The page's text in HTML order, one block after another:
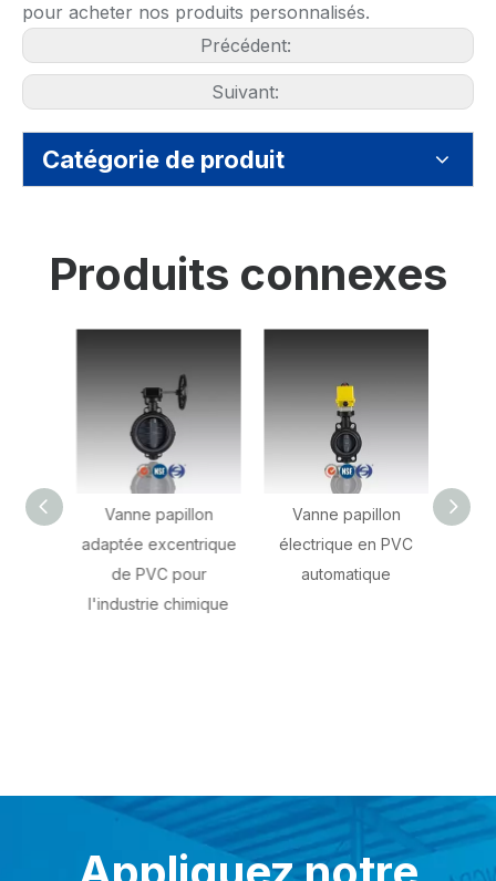
pour acheter nos produits personnalisés.
Précédent:
Suivant:
Catégorie de produit
Produits connexes
la
Vanne papillon
adaptée excentrique
de PVC pour
l'industrie chimique
Vanne papillon
électrique en PVC
automatique